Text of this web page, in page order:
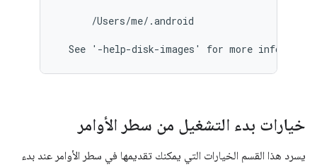
      /Users/me/.android
خيارات بدء التشغيل من سطر الأوامر
يسرد هذا القسم الخيارات التي يمكنك تقديمها في سطر الأوامر عند بدء